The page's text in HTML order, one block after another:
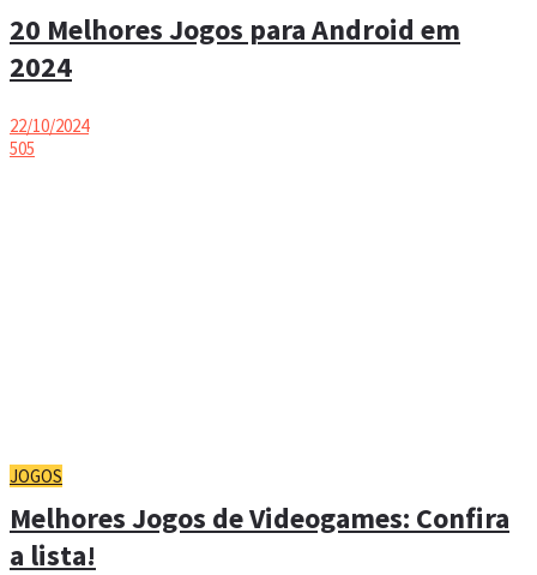
20 Melhores Jogos para Android em
2024
22/10/2024
505
JOGOS
Melhores Jogos de Videogames: Confira
a lista!